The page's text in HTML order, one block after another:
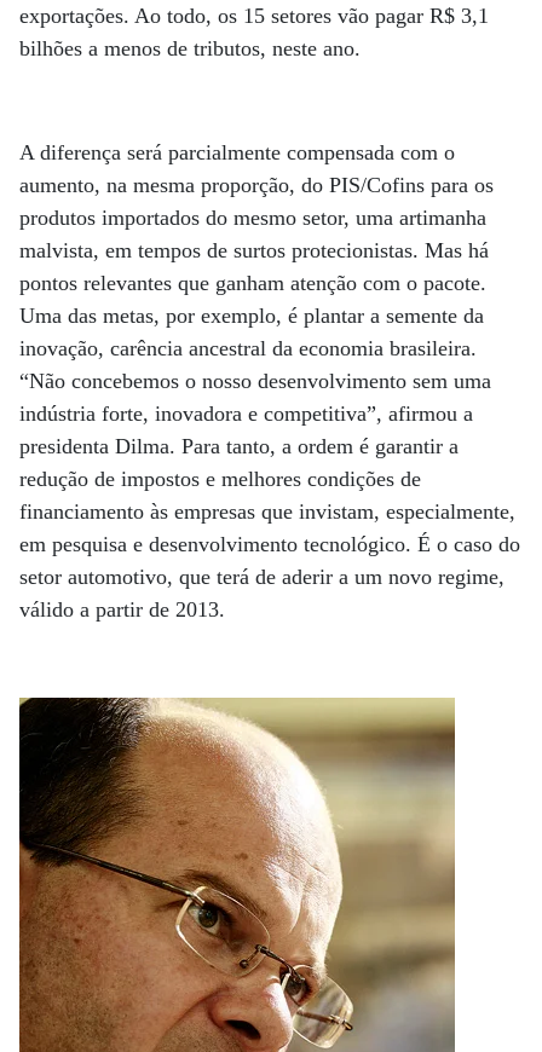
exportações. Ao todo, os 15 setores vão pagar R$ 3,1
bilhões a menos de tributos, neste ano.
A diferença será parcialmente compensada com o
aumento, na mesma proporção, do PIS/Cofins para os
produtos importados do mesmo setor, uma artimanha
malvista, em tempos de surtos protecionistas. Mas há
pontos relevantes que ganham atenção com o pacote.
Uma das metas, por exemplo, é plantar a semente da
inovação, carência ancestral da economia brasileira.
“Não concebemos o nosso desenvolvimento sem uma
indústria forte, inovadora e competitiva”, afirmou a
presidenta Dilma. Para tanto, a ordem é garantir a
redução de impostos e melhores condições de
financiamento às empresas que invistam, especialmente,
em pesquisa e desenvolvimento tecnológico. É o caso do
setor automotivo, que terá de aderir a um novo regime,
válido a partir de 2013.